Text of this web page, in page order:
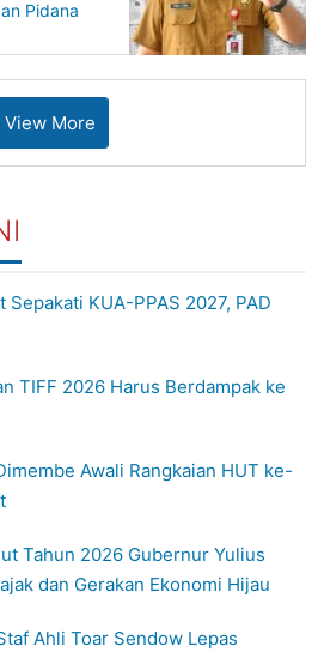
Pidana
View More
Sepakati KUA-PPAS 2027, PAD
TIFF 2026 Harus Berdampak ke
Awali Rangkaian HUT ke-
Tahun 2026 Gubernur Yulius
dan Gerakan Ekonomi Hijau
Ahli Toar Sendow Lepas